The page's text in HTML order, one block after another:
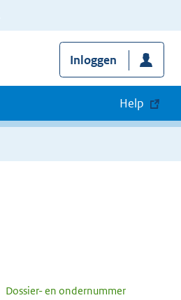
Inloggen
Help
Dossier- en ondernummer